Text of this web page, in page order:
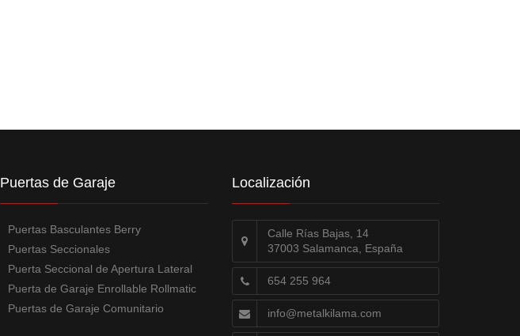
Puertas de Garaje
Puertas Basculantes Berry
Puertas Seccionales
Puerta Seccional de Apertura Lateral
Puerta de Garaje Enrollable Rollmatic
Puertas de Garaje Comunitario
Localización
Calle Rías Bajas, 14
37003 Salamanca, España
654 255 964
info@metalkilama.com